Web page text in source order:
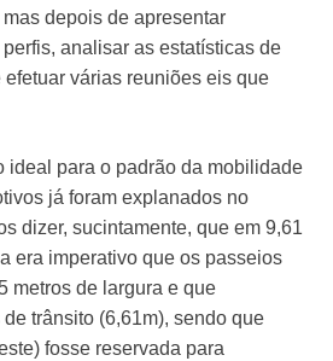
depois de apresentar
analisar as estatísticas de
várias reuniões eis que
ideal para o padrão da mobilidade
já foram explanados no
dizer, sucintamente, que em 9,61
era imperativo que os passeios
metros de largura e que
trânsito (6,61m), sendo que
fosse reservada para